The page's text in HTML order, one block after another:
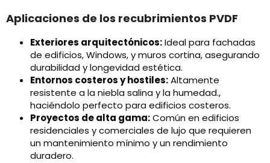
Aplicaciones de los recubrimientos PVDF
Exteriores arquitectónicos:Ideal para fachadas
de edificios, Windows, y muros cortina, asegurando
durabilidad y longevidad estética.
Entornos costeros y hostiles:Altamente
resistente a la niebla salina y la humedad.,
haciéndolo perfecto para edificios costeros.
Proyectos de alta gama:Común en edificios
residenciales y comerciales de lujo que requieren
un mantenimiento mínimo y un rendimiento
duradero.